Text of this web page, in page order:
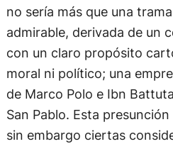
no sería más que una
admirable, derivada de un
con un claro propósito
moral ni político; una
de Marco Polo e Ibn
San Pablo. Esta
sin embargo ciertas